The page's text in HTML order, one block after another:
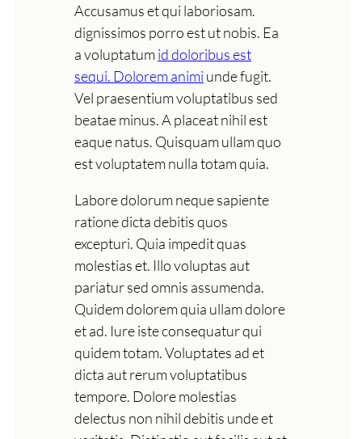
Accusamus et qui laboriosam.
dignissimos porro est ut nobis. Ea
a voluptatumid doloribus est
sequi. Dolorem animi unde fugit.
Vel praesentium voluptatibus sed
beatae minus. A placeat nihil est
eaque natus. Quisquam ullam quo
est voluptatem nulla totam quia.
Labore dolorum neque sapiente
ratione dicta debitis quos
excepturi. Quia impedit quas
molestias et. Illo voluptas aut
pariatur sed omnis assumenda.
Quidem dolorem quia ullam dolore
et ad. Iure iste consequatur qui
quidem totam. Voluptates ad et
dicta aut rerum voluptatibus
tempore. Dolore molestias
delectus non nihil debitis unde et